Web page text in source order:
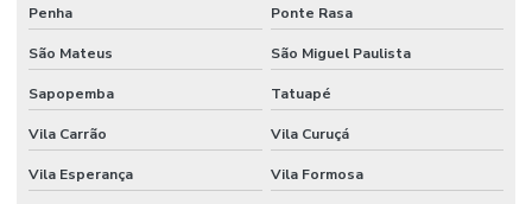
PESSOAL
INFLUENCERS
SEGURANÇA
Penha Ponte Rasa
São Mateus São Miguel Paulista
Sapopemba Tatuapé
Vila Carrão Vila Curuçá
Vila Esperança Vila Formosa